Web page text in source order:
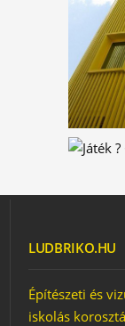
NYÚL
LUDBRIKO.HU
Építészeti és
iskolás